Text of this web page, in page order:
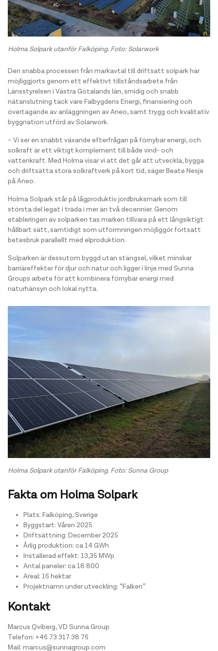
Holma Solpark utanför Falköping. Foto: Solarwork
Den snabba processen från markavtal till driftsatt solpark har
möjliggjorts genom ett effektivt tillståndsarbete från
Länsstyrelsen i Västra Götalands län, smidig och snabb
nätanslutning tack vare Falbygdens Energi, finansiering och
övertagande av anläggningen av Aneo, samt trygg och kvalitativ
byggnation utförd av Solarwork.
– Vi ser en snabbt växande efterfrågan på förnybar energi, och
solkraft är ett viktigt komplement till både vind- och
vattenkraft. Med Holma visar vi att det går att utveckla, bygga
och driftsätta stora solkraftverk på kort tid, säger Beate Nesje
på Aneo.
Holma Solpark står på lågproduktiv jordbruksmark som till
största del legat i träda i mer än två decennier. Genom
etableringen av solparken tas marken tillvara på ett långsiktigt
hållbart sätt, samtidigt som utformningen möjliggör fortsatt
betesbruk parallellt med elproduktion.
Solparken är dessutom byggd utan stängsel, vilket minskar
barriäreffekter för djur och natur och ligger i linje med Sunna
Groups arbete för att kombinera förnybar energi med
naturhänsyn och lokal nytta.
Holma Solpark utanför Falköping. Foto: Sunna Group
Fakta om Holma Solpark
Plats: Falköping, Sverige
Byggstart: Våren 2025
Driftsättning: December 2025
Årlig produktion: ca 14 GWh
Installerad effekt: 13,35 MWp
Antal paneler: ca 18 800
Areal: 16 hektar
Projektnamn under utveckling: “Falken”
Kontakt
Marcus Qviberg, VD Sunna Group
Telefon: +46 73 317 38 76
Mail: marcus@sunnagroup.com